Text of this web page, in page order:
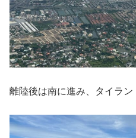
離陸後は南に進み、タイラン